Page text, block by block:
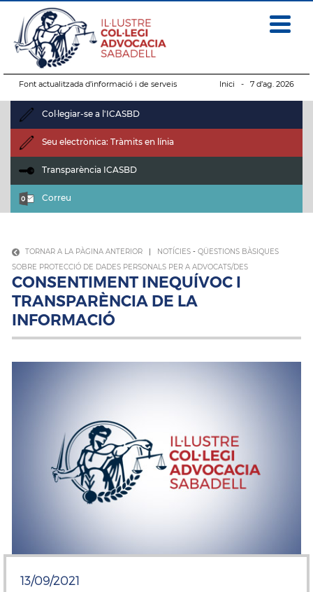
Font actualitzada d’informació i de serveis Inici - 7 d’ag. 2026
Col·legiar-se a l'ICASBD
Seu electrònica: Tràmits en línia
Transparència ICASBD
Correu
TORNAR A LA PÀGINA ANTERIOR | NOTÍCIES - QÜESTIONS BÀSIQUES
SOBRE PROTECCIÓ DE DADES PERSONALS PER A ADVOCATS/DES
CONSENTIMENT INEQUÍVOC I
TRANSPARÈNCIA DE LA
INFORMACIÓ
13/09/2021